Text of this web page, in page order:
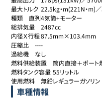
最大トルク	22.5kg・m(221N・m)／3600～5200rpm
種類	直列4気筒+モーター
総排気量	2487cc
内径Ｘ行程	87.5mm×103.4mm
圧縮比	----
過給機	なし
燃料供給装置	筒内直接＋ポート燃料噴射装置(D-4S)
燃料タンク容量	55リットル
使用燃料	無鉛レギュラーガソリン
車種情報